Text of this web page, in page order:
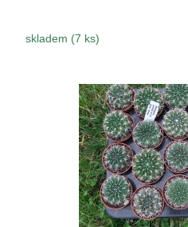
skladem (7 ks)